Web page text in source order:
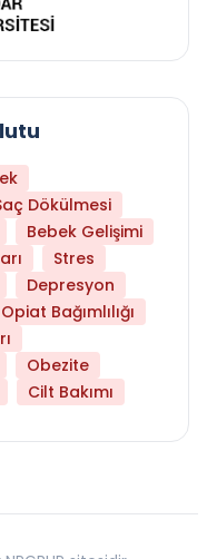
Dökülmesi
Bebek Gelişimi
Stres
Depresyon
Opiat Bağımlılığı
Obezite
Cilt Bakımı